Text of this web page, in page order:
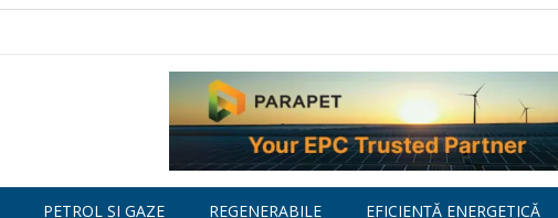
PETROL ȘI GAZE REGENERABILE EFICIENȚĂ ENERGETICĂ